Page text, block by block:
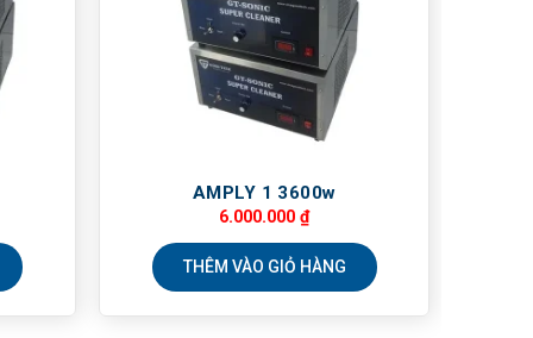
AMPLY 1 3600w
6.000.000₫
THÊM VÀO GIỎ HÀNG